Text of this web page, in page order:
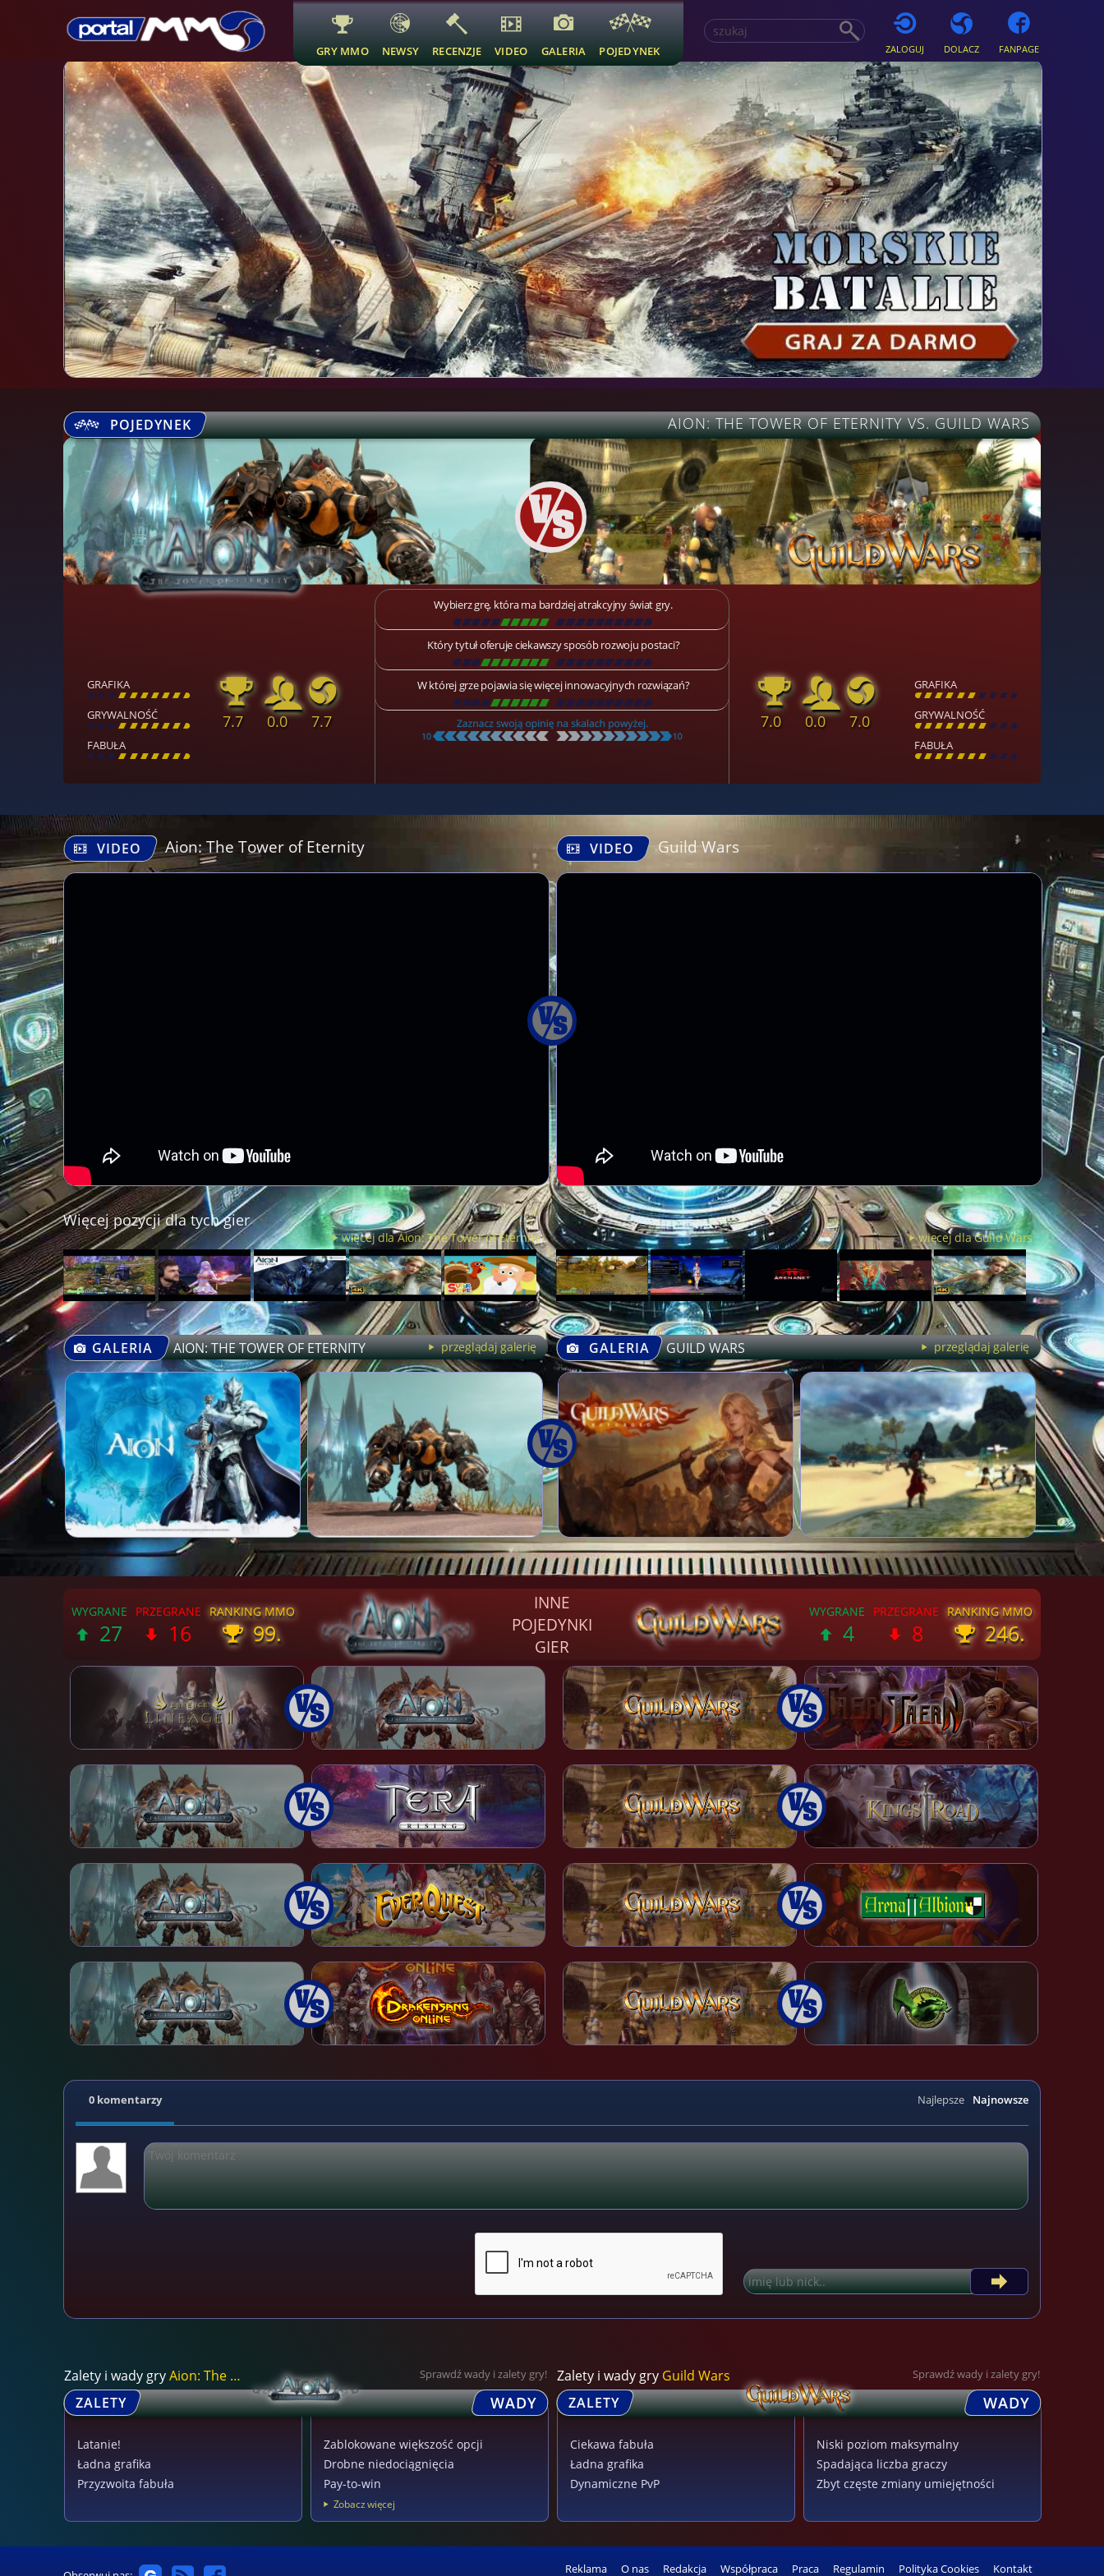
GRY MMO NEWSY RECENZJE VIDEO GALERIA POJEDYNEK ZALOGUJ DOLACZ FANPAGE
POJEDYNEK AION: THE TOWER OF ETERNITY VS. GUILD WARS
GRAFIKA
[ \ \ \ \ \ \ \ \ ]
GRYWALNOŚĆ
[ \ \ \ \ \ \ \ \ ]
FABUŁA
[ \ \ \ \ \ \ \ \ ]
7.7 0.0 7.7
Wybierz grę, która ma bardziej atrakcyjny świat gry.
[\\\\\\\\\ \\\\\\\\\]
Który tytuł oferuje ciekawszy sposób rozwoju postaci?
[\\\\\\\\\ \\\\\\\\\]
W której grze pojawia się więcej innowacyjnych rozwiązań?
[\\\\\\\\\ \\\\\\\\\]
GRAFIKA
[ \ \ \ \ \ \ \ \ ]
GRYWALNOŚĆ
[ \ \ \ \ \ \ \ \ ]
FABUŁA
[ \ \ \ \ \ \ \ \ ]
7.0 0.0 7.0
VIDEO Aion: The Tower of Eternity
Więcej pozycji dla tych gier
więcej dla Aion: The Tower of Eternity
VIDEO Guild Wars
więcej dla Guild Wars
GALERIA AION: THE TOWER OF ETERNITY przeglądaj galerię GALERIA GUILD WARS przeglądaj galerię
27 16 99.
INNE
POJEDYNKI
GIER
4 8 246.
Najnowsze
Najlepsze
0 komentarzy
Zalety i wady gryAion: The Tower of... Sprawdź wady i zalety gry!
ZALETY WADY
Latanie!
Ładna grafika
Przyzwoita fabuła
Zablokowane większość opcji
Drobne niedociągnięcia
Pay-to-win
Zobacz więcej
Zalety i wady gry Guild Wars Sprawdź wady i zalety gry!
ZALETY WADY
Ciekawa fabuła
Ładna grafika
Dynamiczne PvP
Niski poziom maksymalny
Spadająca liczba graczy
Zbyt częste zmiany umiejętności
Reklama O nas Redakcja Współpraca Praca Regulamin Polityka Cookies Kontakt